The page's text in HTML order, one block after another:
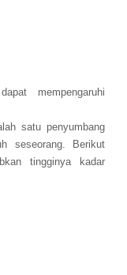
mempengaruhi
satu penyumbang
seseorang. Berikut
tingginya kadar